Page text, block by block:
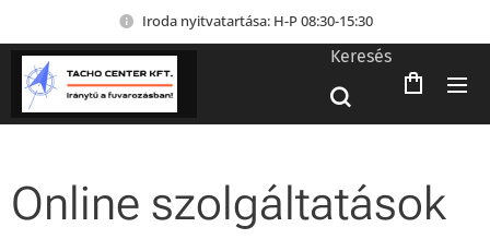
Iroda nyitvatartása: H-P 08:30-15:30
Keresés
Online szolgáltatások